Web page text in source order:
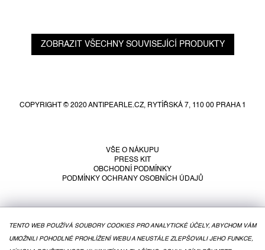
TENTO WEB POUŽÍVÁ SOUBORY COOKIES PRO ANALYTICKÉ ÚČELY, ABYCHOM VÁM
UMOŽNILI POHODLNÉ PROHLÍŽENÍ WEBU A NEUSTÁLE ZLEPŠOVALI JEHO FUNKCE,
ZOBRAZIT VŠECHNY SOUVISEJÍCÍ PRODUKTY
COPYRIGHT © 2020 ANTIPEARLE.CZ, RYTÍŘSKÁ 7, 110 00 PRAHA 1
VŠE O NÁKUPU
PRESS KIT
OBCHODNÍ PODMÍNKY
PODMÍNKY OCHRANY OSOBNÍCH ÚDAJŮ